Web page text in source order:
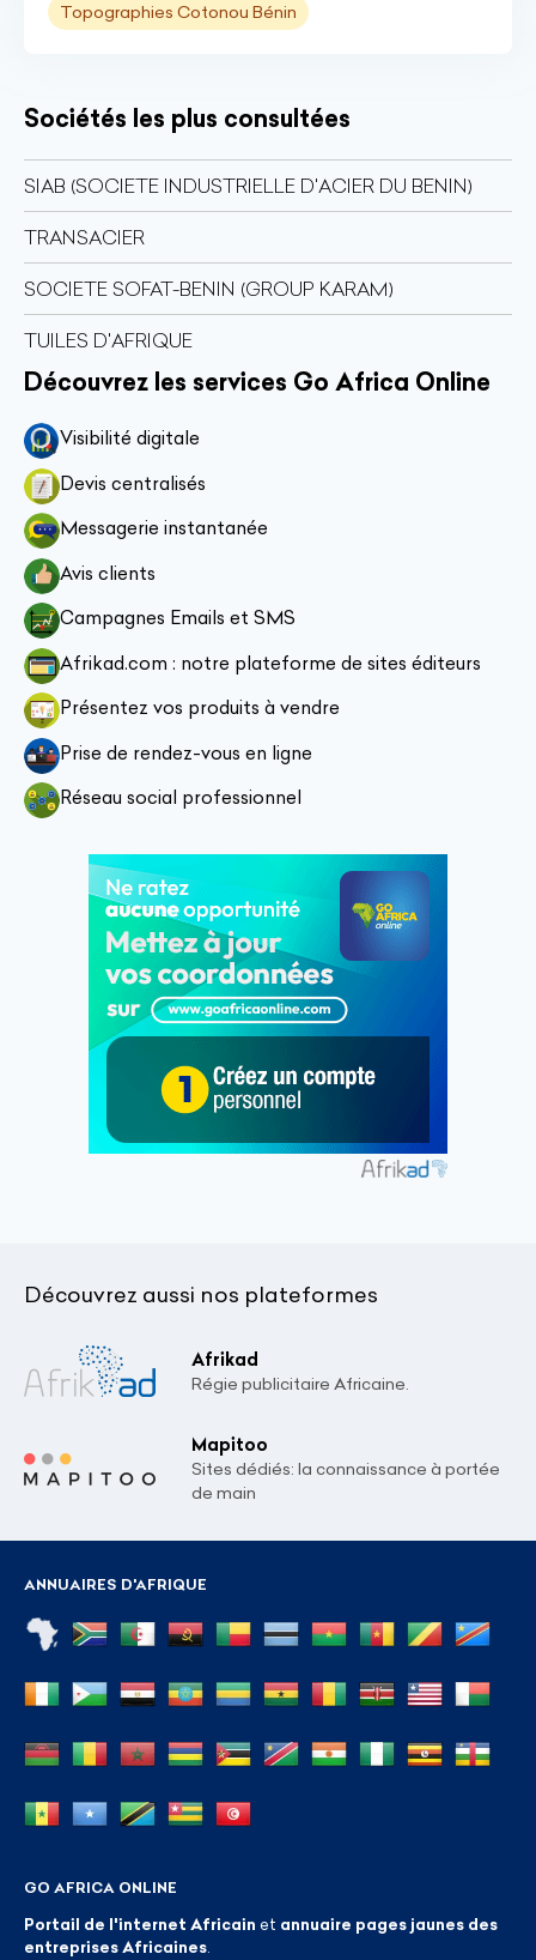
Topographies Cotonou Bénin
Sociétés les plus consultées
SIAB (SOCIETE INDUSTRIELLE D'ACIER DU BENIN)
TRANSACIER
SOCIETE SOFAT-BENIN (GROUP KARAM)
TUILES D'AFRIQUE
Découvrez les services Go Africa Online
Visibilité digitale
Devis centralisés
Messagerie instantanée
Avis clients
Campagnes Emails et SMS
Afrikad.com : notre plateforme de sites éditeurs
Présentez vos produits à vendre
Prise de rendez-vous en ligne
Réseau social professionnel
Découvrez aussi nos plateformes
Afrikad
Régie publicitaire Africaine.
Mapitoo
Sites dédiés: la connaissance à portée
de main
ANNUAIRES D'AFRIQUE
GO AFRICA ONLINE
Portail de l'internet Africain et annuaire pages jaunes des
entreprises Africaines